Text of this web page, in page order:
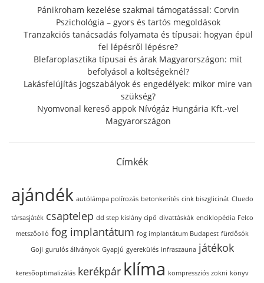
r
:
Pánikroham kezelése szakmai támogatással: Corvin
Pszichológia – gyors és tartós megoldások
Tranzakciós tanácsadás folyamata és típusai: hogyan épül
fel lépésről lépésre?
Blefaroplasztika típusai és árak Magyarországon: mit
befolyásol a költségeknél?
Lakásfelújítás jogszabályok és engedélyek: mikor mire van
szükség?
Nyomvonal kereső appok Nívógáz Hungária Kft.-vel
Magyarországon
Címkék
ajándék autólámpa polírozás betonkerítés cink biszglicinát Cluedo
társasjáték csaptelep dd step kislány cipő divattáskák enciklopédia Felco
metszőolló fog implantátum fog implantátum Budapest fürdősók
Goji gurulós állványok Gyapjú gyerekülés infraszauna játékok
keresőoptimalizálás kerékpár klíma kompressziós zokni könyv